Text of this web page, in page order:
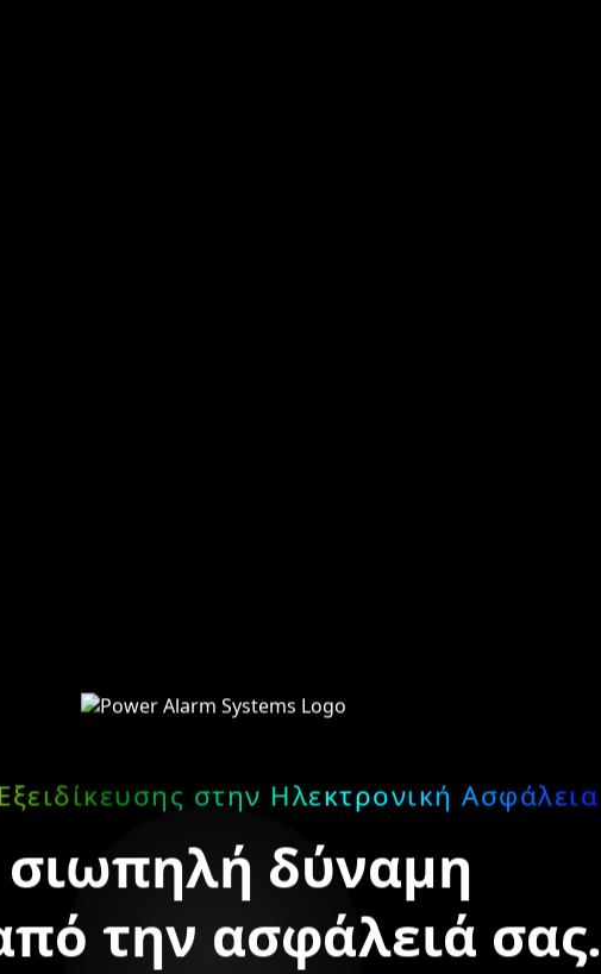
στην Ηλεκτρονική Ασφάλεια
δύναμη
την ασφάλειά σας.